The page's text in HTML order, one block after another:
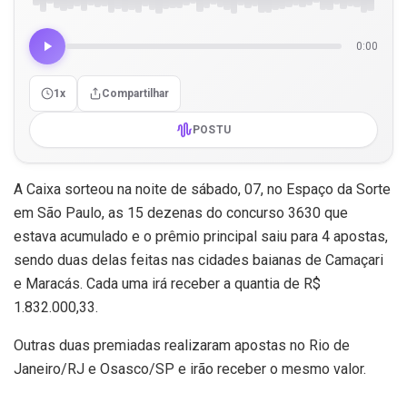
0:00
1x Compartilhar
POSTU
A Caixa sorteou na noite de sábado, 07, no Espaço da Sorte
em São Paulo, as 15 dezenas do concurso 3630 que
estava acumulado e o prêmio principal saiu para 4 apostas,
sendo duas delas feitas nas cidades baianas de Camaçari
e Maracás. Cada uma irá receber a quantia de R$
1.832.000,33.
Outras duas premiadas realizaram apostas no Rio de
Janeiro/RJ e Osasco/SP e irão receber o mesmo valor.